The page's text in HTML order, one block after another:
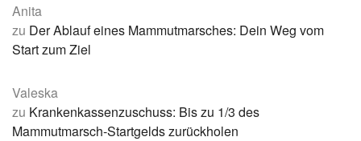
Anita
zu Der Ablauf eines Mammutmarsches: Dein Weg vom
Start zum Ziel
Valeska
zu Krankenkassenzuschuss: Bis zu 1/3 des
Mammutmarsch-Startgelds zurückholen